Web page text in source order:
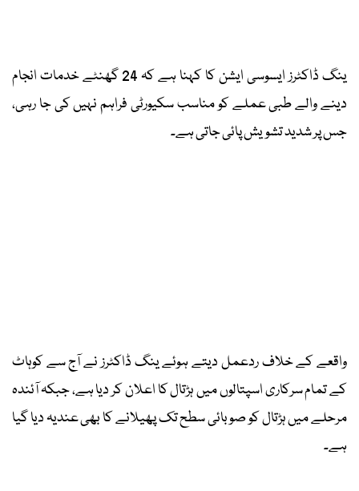
ینگ ڈاکٹرز ایسوسی ایشن کا کہنا ہے کہ 24 گھنٹے خدمات انجام
دینے والے طبی عملے کو مناسب سکیورٹی فراہم نہیں کی جا رہی،
جس پر شدید تشویش پائی جاتی ہے۔
واقعے کے خلاف ردعمل دیتے ہوئے ینگ ڈاکٹرز نے آج سے کوہاٹ
کے تمام سرکاری اسپتالوں میں ہڑتال کا اعلان کر دیا ہے، جبکہ آئندہ
مرحلے میں ہڑتال کو صوبائی سطح تک پھیلانے کا بھی عندیہ دیا گیا
ہے۔